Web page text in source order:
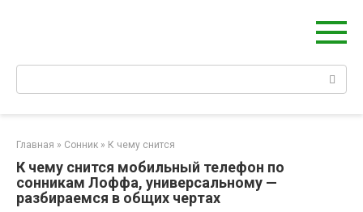
Главная » Сонник » К чему снится
К чему снится мобильный телефон по
сонникам Лоффа, универсальному —
разбираемся в общих чертах